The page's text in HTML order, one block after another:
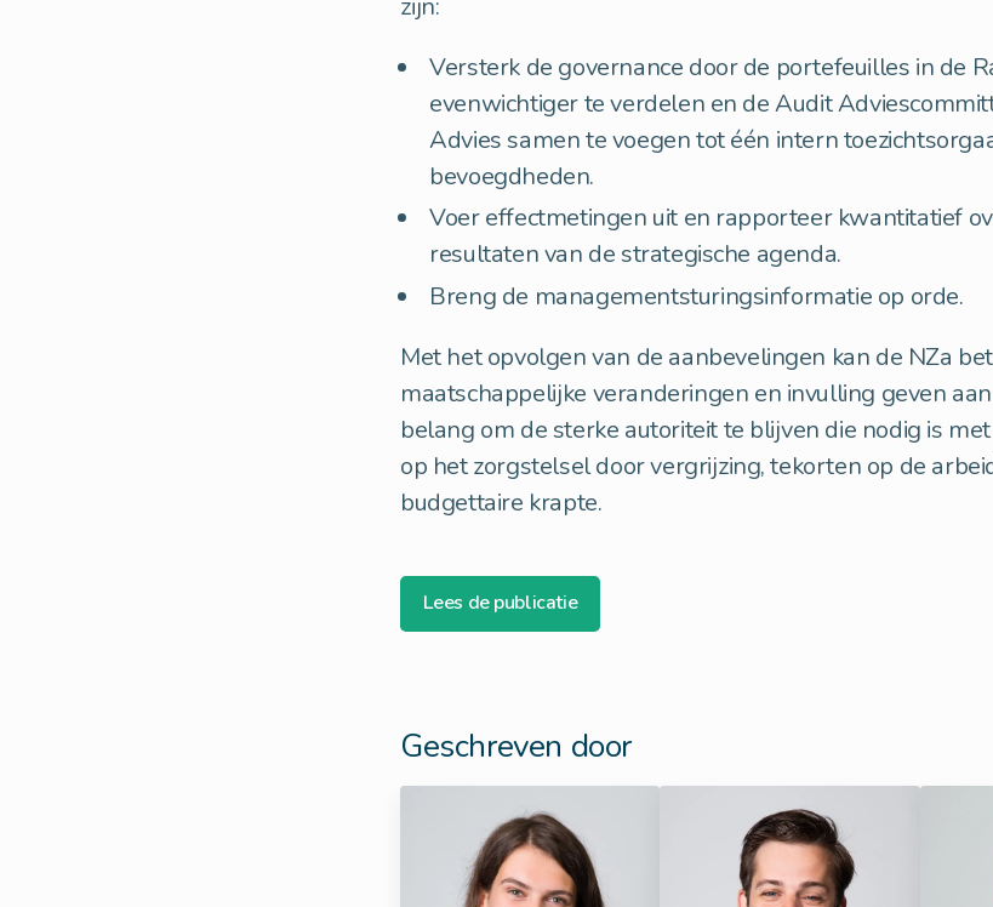
zijn:
Versterk de governance door de portefeuilles in de
evenwichtiger te verdelen en de Audit
Advies samen te voegen tot één intern
bevoegdheden.
Voer effectmetingen uit en rapporteer kwantitatief
resultaten van de strategische agenda.
Breng de managementsturingsinformatie op orde.
Met het opvolgen van de aanbevelingen kan de NZa
maatschappelijke veranderingen en invulling geven
belang om de sterke autoriteit te blijven die nodig is
op het zorgstelsel door vergrijzing, tekorten op de
budgettaire krapte.
Lees de publicatie
Geschreven door